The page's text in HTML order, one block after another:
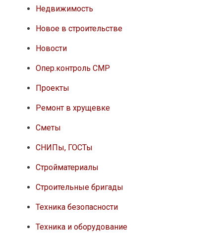
Недвижимость
Новое в строительстве
Новости
Опер.контроль СМР
Проекты
Ремонт в хрущевке
Сметы
СНИПы, ГОСТы
Стройматериалы
Строительные бригады
Техника безопасности
Техника и оборудование